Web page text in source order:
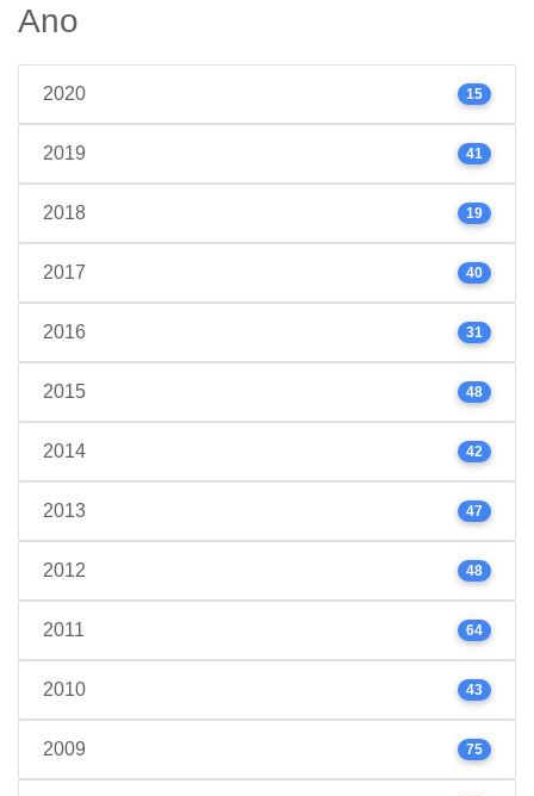
Ano
2020 15
2019 41
2018 19
2017 40
2016 31
2015 48
2014 42
2013 47
2012 48
2011 64
2010 43
2009 75